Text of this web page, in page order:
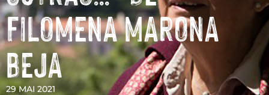
FILOMENA MARONA
BEJA
29 MAI 2021